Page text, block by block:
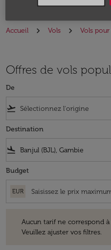
Accueil Vols Vols
Offres de vols
De
flight_takeoff
Destination
flight_land
Budget
EUR
Aucun tarif ne correspond
Veuillez ajuster vos filtres.